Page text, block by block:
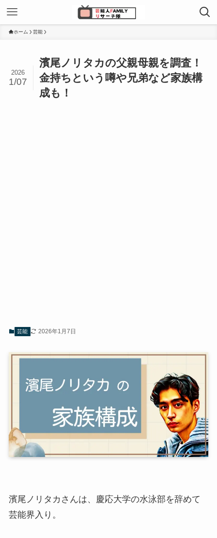
ホーム 芸能
濱尾ノリタカの父親母親を調査！
金持ちという噂や兄弟など家族構
成も！
2026
1/07
芸能 2026年1月7日
濱尾ノリタカさんは、慶応大学の水泳部を辞めて
芸能界入り。